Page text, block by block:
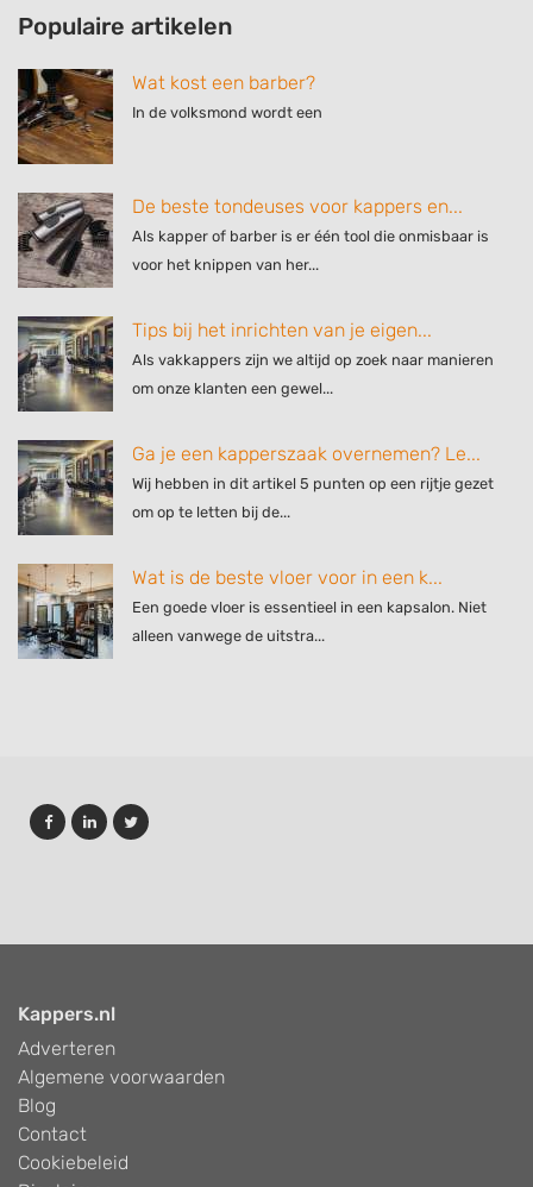
Populaire artikelen
Wat kost een barber?
In de volksmond wordt een
De beste tondeuses voor kappers en...
Als kapper of barber is er één tool die onmisbaar is
voor het knippen van her...
Tips bij het inrichten van je eigen...
Als vakkappers zijn we altijd op zoek naar manieren
om onze klanten een gewel...
Ga je een kapperszaak overnemen? Le...
Wij hebben in dit artikel 5 punten op een rijtje gezet
om op te letten bij de...
Wat is de beste vloer voor in een k...
Een goede vloer is essentieel in een kapsalon. Niet
alleen vanwege de uitstra...
Kappers.nl
Adverteren
Algemene voorwaarden
Blog
Contact
Cookiebeleid
IAB Special Features:
Identify devices based on information
actively requested
Non-IAB processing purposes:
Necessary
Performance
Advertising